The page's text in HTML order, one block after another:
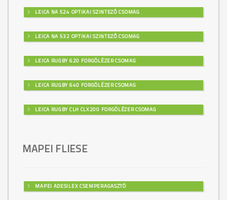
LEICA NA 524 OPTIKAI SZINTEZŐ CSOMAG
LEICA NA 532 OPTIKAI SZINTEZŐ CSOMAG
LEICA RUGBY 620 FORGÓLÉZER CSOMAG
LEICA RUGBY 640 FORGÓLÉZER CSOMAG
LEICA RUGBY CLH CLX200 FORGÓLÉZER CSOMAG
MAPEI FLIESE
MAPEI ADESILEX CSEMPERAGASZTÓ